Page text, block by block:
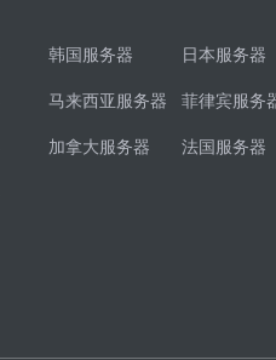
韩国服务器 日本服务器
马来西亚服务器 菲律宾服务
加拿大服务器 法国服务器